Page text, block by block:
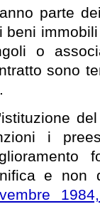
parte
beni
o
sono
.
i
e non